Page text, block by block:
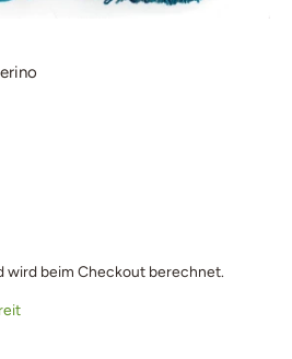
wird beim Checkout berechnet.